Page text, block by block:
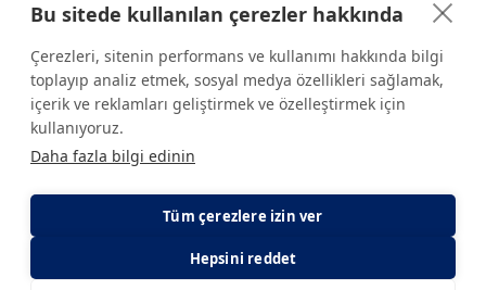
Linkedin
Sitede yer alan tüm içerikler yalnızca bilgilendirme amaçlıdır.
Sağlığınızla ilgili sorularınız için mutlaka doktoruza ya da bir sağlık
kuruluşuna başvurunuz.
Gizlilik ve Çerez Politikası KVKK Aydınlatma Metni
Bu sitede kullanılan çerezler hakkında
Çerezleri, sitenin performans ve kullanımı hakkında bilgi
toplayıp analiz etmek, sosyal medya özellikleri sağlamak,
içerik ve reklamları geliştirmek ve özelleştirmek için
kullanıyoruz.
Daha fazla bilgi edinin
Tüm çerezlere izin ver
Hepsini reddet